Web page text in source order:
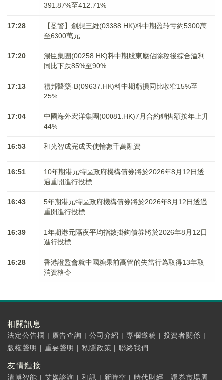
391.87%至412.71%
17:28
【盈警】創想三維(03388.HK)料中期盈转亏約5300萬
至6300萬元
17:20
湯臣集團(00258.HK)料中期股東應佔除稅後綜合溢利
同比下跌85%至90%
17:13
禮邦醫藥-B(09637.HK)料中期虧損同比收窄15%至
25%
17:04
中國海外宏洋集團(00081.HK)7月合約銷售額按年上升
44%
16:53 和光智成完成天使輪數千萬融資
16:51
10年期港元特區政府機構債券將於2026年8月12日透
過重開進行投標
16:43
5年期港元特區政府機構債券將於2026年8月12日透過
重開進行投標
16:39
1年期港元隔夜平均指數掛鉤債券將於2026年8月12日
進行投標
16:28
香港證監會就中國糖果前高管的失當行為取得13年取
消資格令
相關訊息
法定公告欄 | 廣告查詢 | 公司介紹 | 專欄邀稿 | 投資者關係 |
版權聲明 | 重要聲明 | 私隱政策 | 聯絡我們
友情鏈接
清博智能 | 艾媒諮詢 | 和訊 | 新時空 | 時代財經 | 證券市場周